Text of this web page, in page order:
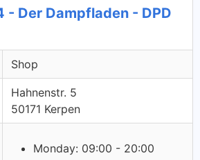
- Der Dampfladen - DPD
Shop
Hahnenstr. 5
50171 Kerpen
Monday: 09:00 - 20:00